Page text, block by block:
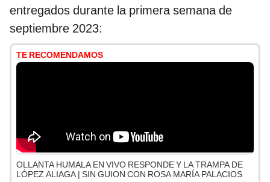
entregados durante la primera semana de
septiembre 2023:
TE RECOMENDAMOS
OLLANTA HUMALA EN VIVO RESPONDE Y LA TRAMPA DE
LÓPEZ ALIAGA | SIN GUION CON ROSA MARÍA PALACIOS